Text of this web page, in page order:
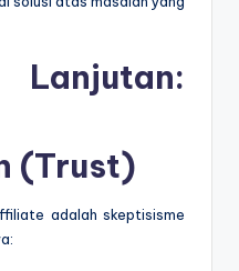
(Trust)
adalah skeptisisme